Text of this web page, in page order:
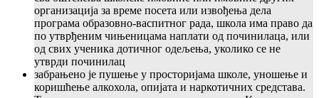
организација за време посета или извођења дела
програма образовно-васпитног рада, школа има право да
по утврђеним чињеницама наплати од починилаца, или
од свих ученика дотичног одељења, уколико се не
утврди починилац
забрањено је пушење у просторијама школе, уношење и
коришћење алкохола, опијата и наркотичних средстава.